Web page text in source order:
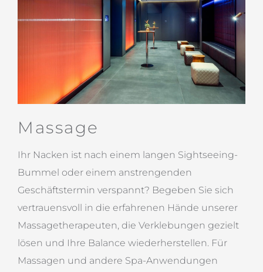
Massage
Ihr Nacken ist nach einem langen Sightseeing-
Bummel oder einem anstrengenden
Geschäftstermin verspannt? Begeben Sie sich
vertrauensvoll in die erfahrenen Hände unserer
Massagetherapeuten, die Verklebungen gezielt
lösen und Ihre Balance wiederherstellen. Für
Massagen und andere Spa-Anwendungen